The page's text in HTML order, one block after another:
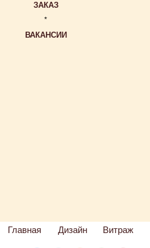
ЗАКАЗ
*
ВАКАНСИИ
Главная Дизайн Витраж